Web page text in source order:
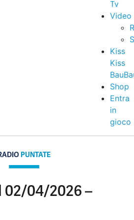
Tv
Video
Kiss
Kiss
Shop
Entra
in
gioco
PUNTATE
02/04/2026 –